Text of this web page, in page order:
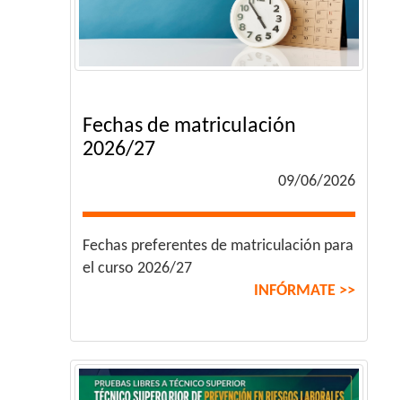
Fechas de matriculación
2026/27
09/06/2026
Fechas preferentes de matriculación para
el curso 2026/27
INFÓRMATE >>